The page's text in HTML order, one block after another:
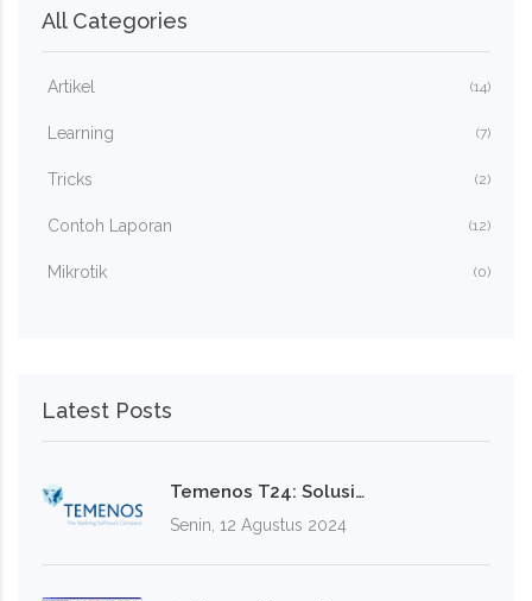
All Categories
Artikel (14)
Learning (7)
Tricks (2)
Contoh Laporan (12)
Mikrotik (0)
Latest Posts
Temenos T24: Solusi…
Senin, 12 Agustus 2024